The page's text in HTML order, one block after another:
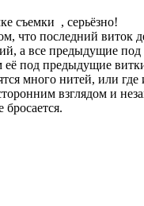
съемки , серьёзно!
что последний виток
а все предыдущие
под предыдущие
много нитей, или
взглядом и
бросается.